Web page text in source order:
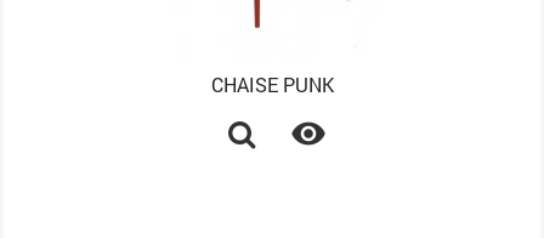
CHAISE PUNK
